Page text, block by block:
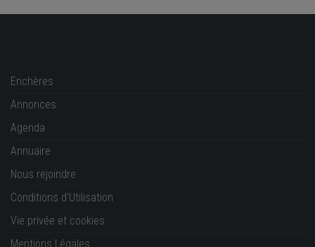
Enchères
Annonces
Agenda
Annuaire
Nous rejoindre
Conditions d'Utilisation
Vie privée et cookies
Mentions Légales